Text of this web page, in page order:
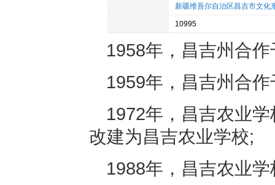
新疆维吾尔自治区昌吉市文化
10995
1958年，昌吉州合
1959年，昌吉州合
1972年，昌吉农业
改建为昌吉农业学校;
1988年，昌吉农业